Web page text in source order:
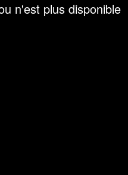
n'est plus disponible